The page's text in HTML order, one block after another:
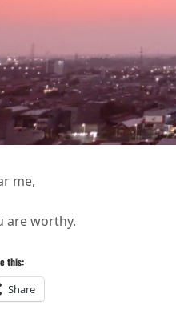
me,
are worthy.
this:
Share